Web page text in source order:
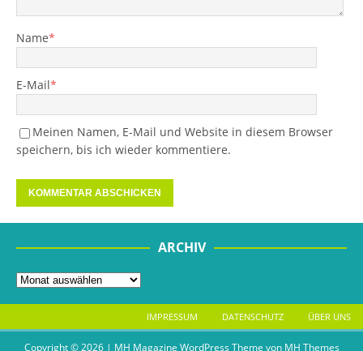
Name*
E-Mail*
Meinen Namen, E-Mail und Website in diesem Browser
speichern, bis ich wieder kommentiere.
ARCHIV
IMPRESSUM DATENSCHUTZ ÜBER UNS
Copyright © 2026 | MH Magazine WordPress Theme von MH Themes